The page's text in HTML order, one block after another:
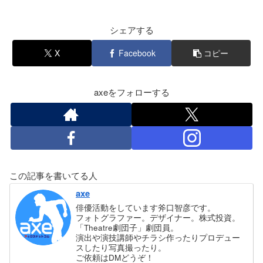
シェアする
X Facebook コピー
axeをフォローする
この記事を書いてる人
axe
俳優活動をしています斧口智彦です。
フォトグラファー。デザイナー。株式投資。
「Theatre劇団子」劇団員。
演出や演技講師やチラシ作ったりプロデュー
スしたり写真撮ったり。
ご依頼はDMどうぞ！